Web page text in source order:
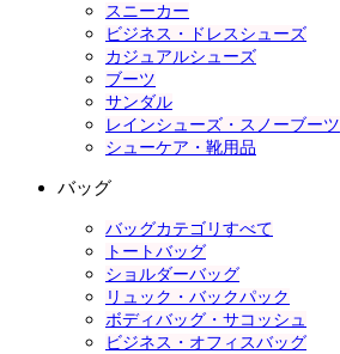
スニーカー
ビジネス・ドレスシューズ
カジュアルシューズ
ブーツ
サンダル
レインシューズ・スノーブーツ
シューケア・靴用品
バッグ
バッグカテゴリすべて
トートバッグ
ショルダーバッグ
リュック・バックパック
ボディバッグ・サコッシュ
ビジネス・オフィスバッグ